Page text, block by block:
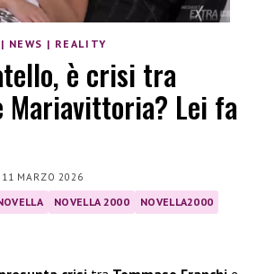
| NEWS | REALITY
è crisi tra
Mariavittoria? Lei fa
11 MARZO 2026
NOVELLA 2000 NOVELLA2000